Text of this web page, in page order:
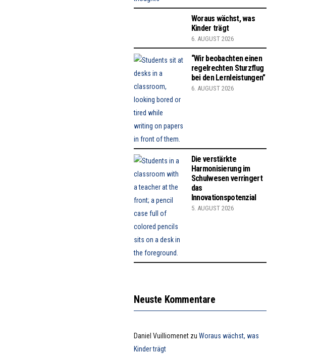
Woraus wächst, was
Kinder trägt
6. AUGUST 2026
“Wir beobachten einen
regelrechten Sturzflug
bei den Lernleistungen”
6. AUGUST 2026
Die verstärkte
Harmonisierung im
Schulwesen verringert
das
Innovationspotenzial
5. AUGUST 2026
Neuste Kommentare
Daniel Vuilliomenet zuWoraus wächst, was
Kinder trägt